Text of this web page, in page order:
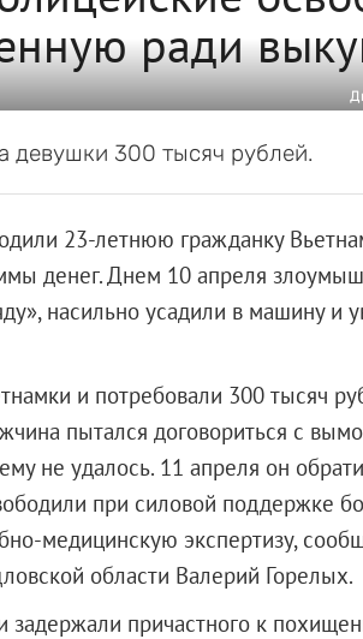
ради
300 тысяч рублей.
23-летнюю гражданку
денег. Днем 10 апреля
насильно усадили в машину и
и потребовали 300 тысяч
пытался договориться с
не удалось. 11 апреля он
при силовой поддержке
медицинскую экспертизу,
области Валерий Горелых.
задержали причастного к